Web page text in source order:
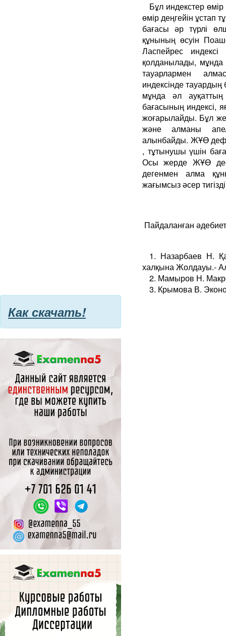
Бұл индекстер
өмір деңгейін ұстап
бағасы әр түрлі
құнының өсуін
Ласпейрес
қолданылады, мұнда
тауарлармен
индексінде
мұнда әл ауқаттың
бағасының индексі,
жоғарылайды. Бұл
және алманы
алынбайды. ЖҰӨ
, тұтынушы үшін
Осы жерде ЖҰӨ
дегенмен алма
жағымсыз әсер
Пайдаланған
1. Назарбаев Н.
халқына Жолдауы.-
2. Мамыров Н.
3. Крымова В.
Как скачать!